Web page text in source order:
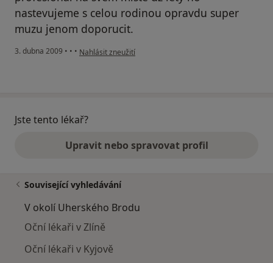
nastevujeme s celou rodinou opravdu super
muzu jenom doporucit.
3. dubna 2009 • • • podle názoru uživatele krayem
Nahlásit zneužití
Jste tento lékař?
Upravit nebo spravovat profil
Související vyhledávání
V okolí Uherského Brodu
Oční lékaři v Zlíně
Oční lékaři v Kyjově